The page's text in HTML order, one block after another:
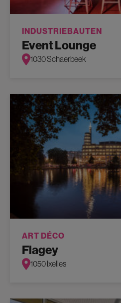
INDUSTRIEBAUTEN
Event Lounge
1030 Schaerbeek
ART DÉCO
Flagey
1050 Ixelles